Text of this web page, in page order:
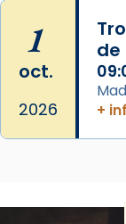
1
oct.
2026
de
+